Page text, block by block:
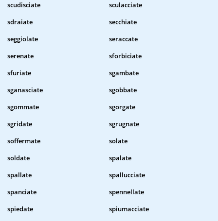
scudisciate
sculacciate
sdraiate
secchiate
seggiolate
seraccate
serenate
sforbiciate
sfuriate
sgambate
sganasciate
sgobbate
sgommate
sgorgate
sgridate
sgrugnate
soffermate
solate
soldate
spalate
spallate
spallucciate
spanciate
spennellate
spiedate
spiumacciate